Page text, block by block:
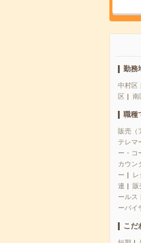
勤務
中村区
区
南
職種
販売（
テレマ
ー・コ
カウン
ー
レ
連
販
ールス
ーバイ
こだ